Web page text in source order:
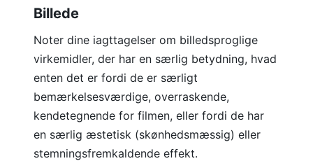
Billede
Noter dine iagttagelser om billedsproglige
virkemidler, der har en særlig betydning, hvad
enten det er fordi de er særligt
bemærkelsesværdige, overraskende,
kendetegnende for filmen, eller fordi de har
en særlig æstetisk (skønhedsmæssig) eller
stemningsfremkaldende effekt.